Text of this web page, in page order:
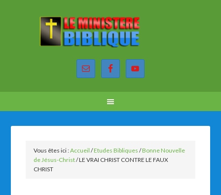
Vous êtes ici :Accueil /Etudes Bibliques /Bonne Nouvelle
de Jésus-Christ/LE VRAI CHRIST CONTRE LE FAUX
CHRIST